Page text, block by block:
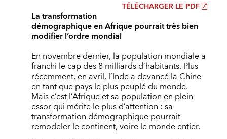
TÉLÉCHARGER LE PDF
La transformation
démographique en Afrique pourrait très bien
modifier l’ordre mondial
En novembre dernier, la population mondiale a
franchi le cap des 8 milliards d’habitants. Plus
récemment, en avril, l’Inde a devancé la Chine
en tant que pays le plus peuplé du monde.
Mais c’est l’Afrique et sa population en plein
essor qui mérite le plus d’attention : sa
transformation démographique pourrait
remodeler le continent, voire le monde entier.